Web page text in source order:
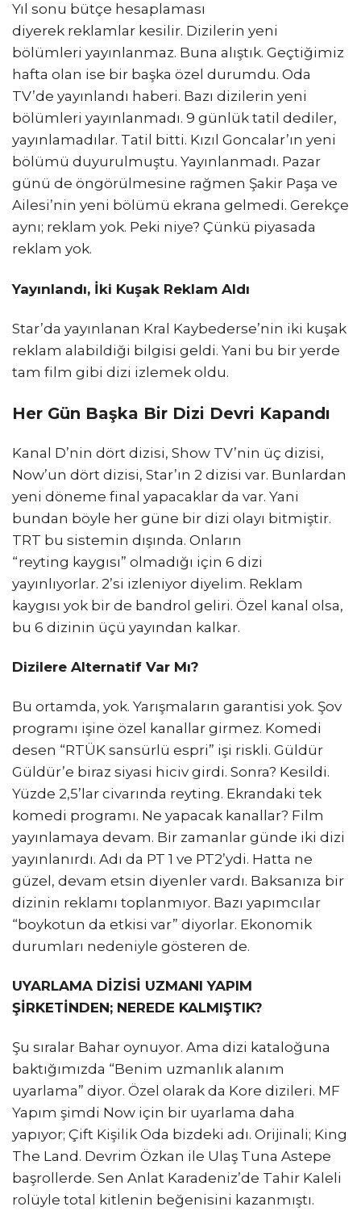
Yıl sonu bütçe hesaplaması
diyerek reklamlar kesilir. Dizilerin yeni
bölümleri yayınlanmaz. Buna alıştık. Geçtiğimiz
hafta olan ise bir başka özel durumdu. Oda
TV’de yayınlandı haberi. Bazı dizilerin yeni
bölümleri yayınlanmadı. 9 günlük tatil dediler,
yayınlamadılar. Tatil bitti. Kızıl Goncalar’ın yeni
bölümü duyurulmuştu. Yayınlanmadı. Pazar
günü de öngörülmesine rağmen Şakir Paşa ve
Ailesi’nin yeni bölümü ekrana gelmedi. Gerekçe
aynı; reklam yok. Peki niye? Çünkü piyasada
reklam yok.
Yayınlandı, İki Kuşak Reklam Aldı
Star’da yayınlanan Kral Kaybederse’nin iki kuşak
reklam alabildiği bilgisi geldi. Yani bu bir yerde
tam film gibi dizi izlemek oldu.
Her Gün Başka Bir Dizi Devri Kapandı
Kanal D’nin dört dizisi, Show TV’nin üç dizisi,
Now’un dört dizisi, Star’ın 2 dizisi var. Bunlardan
yeni döneme final yapacaklar da var. Yani
bundan böyle her güne bir dizi olayı bitmiştir.
TRT bu sistemin dışında. Onların
“reyting kaygısı” olmadığı için 6 dizi
yayınlıyorlar. 2’si izleniyor diyelim. Reklam
kaygısı yok bir de bandrol geliri. Özel kanal olsa,
bu 6 dizinin üçü yayından kalkar.
Dizilere Alternatif Var Mı?
Bu ortamda, yok. Yarışmaların garantisi yok. Şov
programı işine özel kanallar girmez. Komedi
desen “RTÜK sansürlü espri” işi riskli. Güldür
Güldür’e biraz siyasi hiciv girdi. Sonra? Kesildi.
Yüzde 2,5’lar civarında reyting. Ekrandaki tek
komedi programı. Ne yapacak kanallar? Film
yayınlamaya devam. Bir zamanlar günde iki dizi
yayınlanırdı. Adı da PT 1 ve PT2’ydi. Hatta ne
güzel, devam etsin diyenler vardı. Baksanıza bir
dizinin reklamı toplanmıyor. Bazı yapımcılar
“boykotun da etkisi var” diyorlar. Ekonomik
durumları nedeniyle gösteren de.
UYARLAMA DİZİSİ UZMANI YAPIM
ŞİRKETİNDEN; NEREDE KALMIŞTIK?
Şu sıralar Bahar oynuyor. Ama dizi kataloğuna
baktığımızda “Benim uzmanlık alanım
uyarlama” diyor. Özel olarak da Kore dizileri. MF
Yapım şimdi Now için bir uyarlama daha
yapıyor; Çift Kişilik Oda bizdeki adı. Orijinali; King
The Land. Devrim Özkan ile Ulaş Tuna Astepe
başrollerde. Sen Anlat Karadeniz’de Tahir Kaleli
rolüyle total kitlenin beğenisini kazanmıştı.